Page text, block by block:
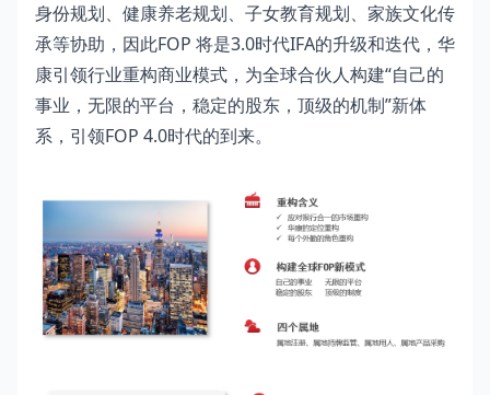
身份规划、健康养老规划、子女教育规划、家族文化传
承等协助，因此FOP 将是3.0时代IFA的升级和迭代，华
康引领行业重构商业模式，为全球合伙人构建“自己的
事业，无限的平台，稳定的股东，顶级的机制”新体
系，引领FOP 4.0时代的到来。